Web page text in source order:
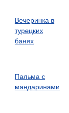
Вечеринка в
турецких
банях
Пальма с
мандаринами